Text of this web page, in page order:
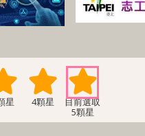
星
4顆星
5顆星